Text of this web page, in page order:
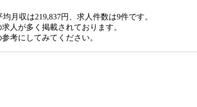
月収は219,837円、求人件数は9件です。
人が多く掲載されております。
考にしてみてください。